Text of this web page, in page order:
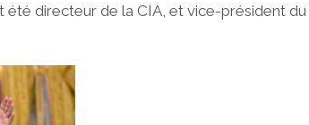
été directeur de la CIA, et vice-président du